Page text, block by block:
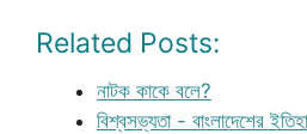
Related Posts:
নাটক কাকে বলে?
বিশ্বসভ্যতা - বাংলাদেশের